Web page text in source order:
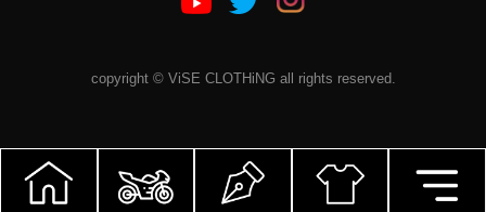
copyright © ViSE CLOTHiNG all rights reserved.